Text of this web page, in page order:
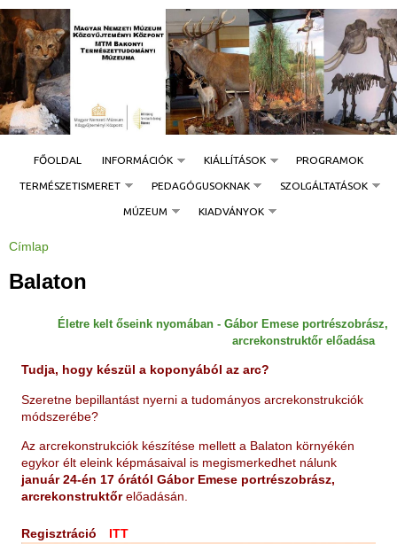
Jump to navigation
FŐOLDAL INFORMÁCIÓK KIÁLLÍTÁSOK PROGRAMOK
TERMÉSZETISMERET PEDAGÓGUSOKNAK SZOLGÁLTATÁSOK
MÚZEUM KIADVÁNYOK
J
l
e
Címlap
Balaton
Életre kelt őseink nyomában - Gábor Emese portrészobrász,
arcrekonstruktőr előadása
Tudja, hogy készül a koponyából az arc?
Szeretne bepillantást nyerni a tudományos arcrekonstrukciók
módszerébe?
Az arcrekonstrukciók készítése mellett a Balaton környékén
egykor élt eleink képmásaival is megismerkedhet nálunk
január 24-én 17 órától Gábor Emese portrészobrász,
arcrekonstruktőrelőadásán.
Regisztráció ITT